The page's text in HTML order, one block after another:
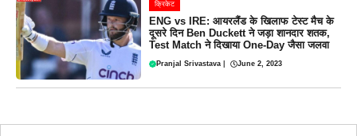
क्रिकेट
ENG vs IRE: आयरलैंड के खिलाफ टेस्ट मैच के
दूसरे दिन Ben Duckett ने जड़ा शानदार शतक,
Test Match ने दिखाया One-Day जैसा जलवा
Pranjal Srivastava June 2, 2023